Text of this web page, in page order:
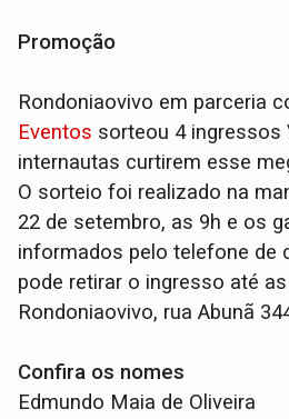
Promoção
Rondoniaovivo em parceria
Eventos sorteou 4 ingressos
internautas curtirem esse
O sorteio foi realizado na
22 de setembro, as 9h e os
informados pelo telefone de
pode retirar o ingresso até
Rondoniaovivo, rua Abunã
Confira os nomes
Edmundo Maia de Oliveira